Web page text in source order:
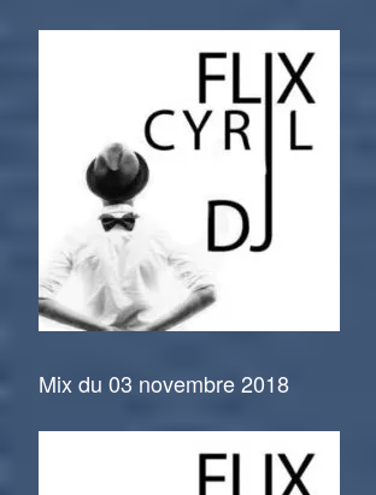
Mix du 03 novembre 2018